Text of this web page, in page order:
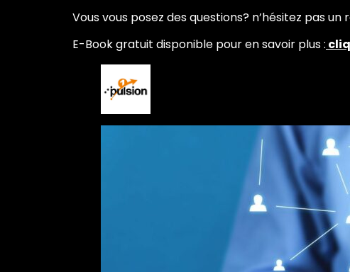
Vous vous posez des questions? n’hésitez pas un
E-Book gratuit disponible pour en savoir plus :